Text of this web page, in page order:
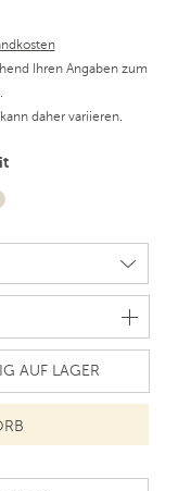
Ihren Angaben zum
daher variieren.
AUF LAGER